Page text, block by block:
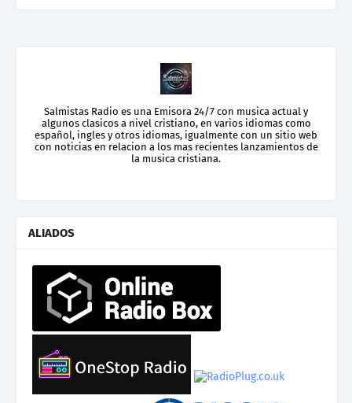
Salmistas Radio es una Emisora 24/7 con musica actual y
algunos clasicos a nivel cristiano, en varios idiomas como
español, ingles y otros idiomas, igualmente con un sitio web
con noticias en relacion a los mas recientes lanzamientos de
la musica cristiana.
ALIADOS